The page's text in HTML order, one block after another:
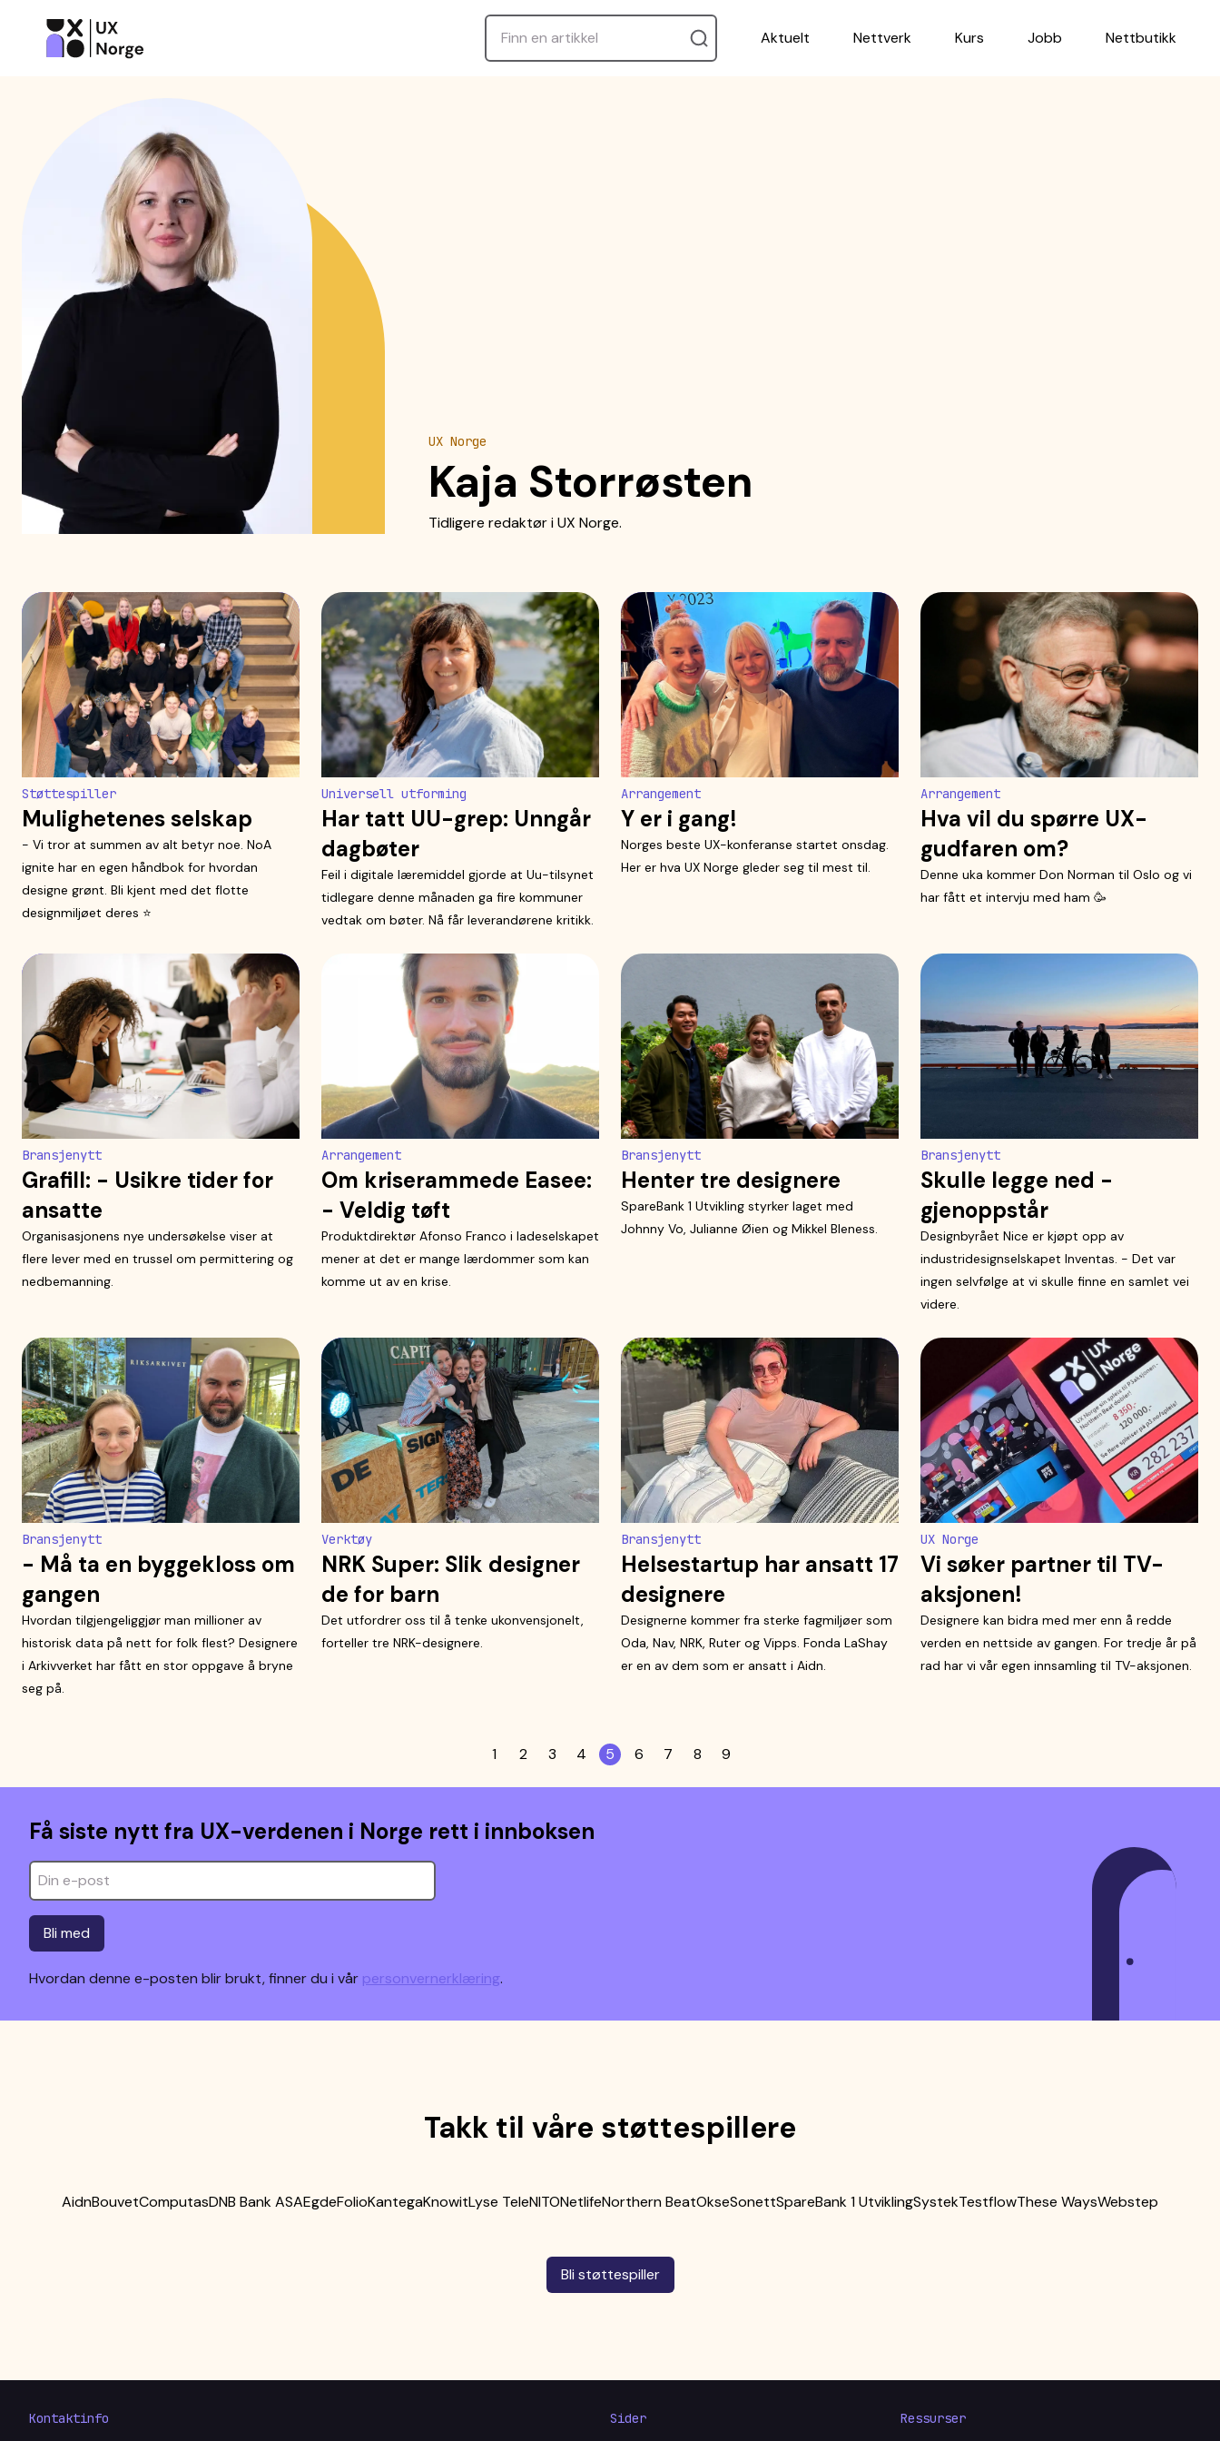
Aktuelt Nettverk Kurs Jobb Nettbutikk
UX Norge
Kaja Storrøsten
Tidligere redaktør i UX Norge.
Støttespiller
Mulighetenes selskap
- Vi tror at summen av alt betyr noe. NoA
ignite har en egen håndbok for hvordan
designe grønt. Bli kjent med det flotte
designmiljøet deres ⭐️
Universell utforming
Har tatt UU-grep: Unngår
dagbøter
Feil i digitale læremiddel gjorde at Uu-tilsynet
tidlegare denne månaden ga fire kommuner
vedtak om bøter. Nå får leverandørene kritikk.
Arrangement
Y er i gang!
Norges beste UX-konferanse startet onsdag.
Her er hva UX Norge gleder seg til mest til.
Arrangement
Hva vil du spørre UX-
gudfaren om?
Denne uka kommer Don Norman til Oslo og vi
har fått et intervju med ham 🥳
Bransjenytt
Grafill: - Usikre tider for
ansatte
Organisasjonens nye undersøkelse viser at
flere lever med en trussel om permittering og
nedbemanning.
Arrangement
Om kriserammede Easee:
- Veldig tøft
Produktdirektør Afonso Franco i ladeselskapet
mener at det er mange lærdommer som kan
komme ut av en krise.
Bransjenytt
Henter tre designere
SpareBank 1 Utvikling styrker laget med
Johnny Vo, Julianne Øien og Mikkel Bleness.
Bransjenytt
Skulle legge ned -
gjenoppstår
Designbyrået Nice er kjøpt opp av
industridesignselskapet Inventas. - Det var
ingen selvfølge at vi skulle finne en samlet vei
videre.
Bransjenytt
- Må ta en byggekloss om
gangen
Hvordan tilgjengeliggjør man millioner av
historisk data på nett for folk flest? Designere
i Arkivverket har fått en stor oppgave å bryne
seg på.
Verktøy
NRK Super: Slik designer
de for barn
Det utfordrer oss til å tenke ukonvensjonelt,
forteller tre NRK-designere.
Bransjenytt
Helsestartup har ansatt 17
designere
Designerne kommer fra sterke fagmiljøer som
Oda, Nav, NRK, Ruter og Vipps. Fonda LaShay
er en av dem som er ansatt i Aidn.
UX Norge
Vi søker partner til TV-
aksjonen!
Designere kan bidra med mer enn å redde
verden en nettside av gangen. For tredje år på
rad har vi vår egen innsamling til TV-aksjonen.
1 2 3 4 5 6 7 8 9
Få siste nytt fra UX-verdenen i Norge rett i innboksen
Bli med
Hvordan denne e-posten blir brukt, finner du i vår personvernerklæring.
Takk til våre støttespillere
AidnBouvetComputasDNB Bank ASAEgdeFolioKantegaKnowitLyse TeleNITONetlifeNorthern BeatOkseSonettSpareBank 1 UtviklingSystekTestflowThese WaysWebstep
Bli støttespiller
Kontaktinfo Sider Ressurser